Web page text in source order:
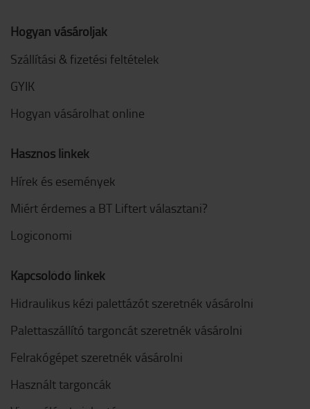
Hogyan vásároljak
Szállítási & fizetési feltételek
GYIK
Hogyan vásárolhat online
Hasznos linkek
Hírek és események
Miért érdemes a BT Liftert választani?
Logiconomi
Kapcsolódó linkek
Hidraulikus kézi palettázót szeretnék vásárolni
Palettaszállító targoncát szeretnék vásárolni
Felrakógépet szeretnék vásárolni
Használt targoncák